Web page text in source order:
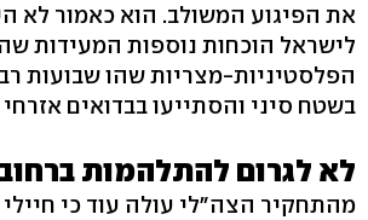
את הפיגוע המשולב. הוא כאמור לא
לישראל הוכחות נוספות המעידות
הפלסטיניות-מצריות שהו שבועות
בשטח סיני והסתייעו בבדואים
לא לגרום להתלהמות
מהתחקיר הצה"לי עולה עוד כי